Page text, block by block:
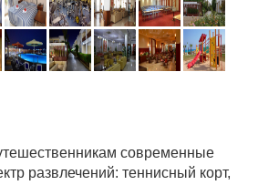
современные
развлечений: теннисный корт,